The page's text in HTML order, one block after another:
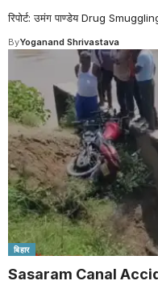
रिपोर्ट: उमंग पाण्डेय Drug
ByYoganand Shrivastava
बिहार
Sasaram Canal